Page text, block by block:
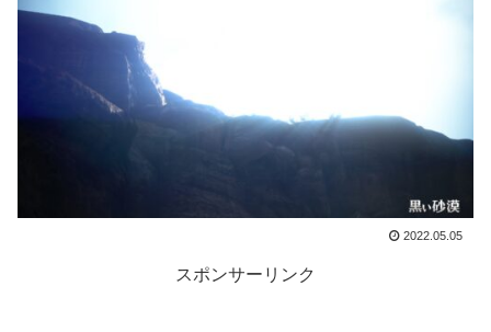
2022.05.05
スポンサーリンク